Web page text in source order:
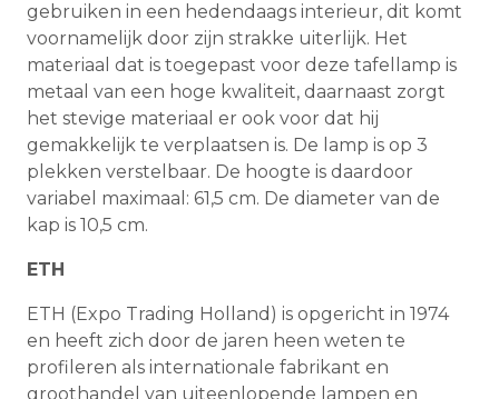
gebruiken in een hedendaags interieur, dit komt
voornamelijk door zijn strakke uiterlijk. Het
materiaal dat is toegepast voor deze tafellamp is
metaal van een hoge kwaliteit, daarnaast zorgt
het stevige materiaal er ook voor dat hij
gemakkelijk te verplaatsen is. De lamp is op 3
plekken verstelbaar. De hoogte is daardoor
variabel maximaal: 61,5 cm. De diameter van de
kap is 10,5 cm.
ETH
ETH (Expo Trading Holland) is opgericht in 1974
en heeft zich door de jaren heen weten te
profileren als internationale fabrikant en
groothandel van uiteenlopende lampen en